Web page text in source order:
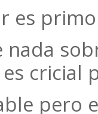
es
nada
cricial
pero